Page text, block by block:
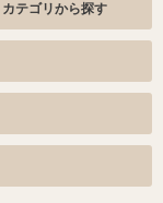
カテゴリから探す